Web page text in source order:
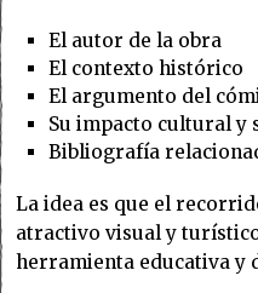
El autor de la obra
El contexto histórico
El argumento del
Su impacto cultural y
Bibliografía
La idea es que el
atractivo visual y
herramienta educativa y